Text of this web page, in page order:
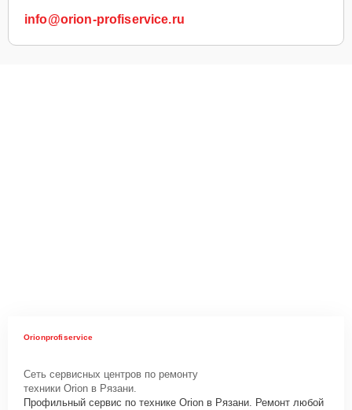
info@orion-profiservice.ru
Orionprofiservice
Сеть сервисных центров по ремонту
техники Orion в Рязани.
Профильный сервис по технике Orion в Рязани. Ремонт любой